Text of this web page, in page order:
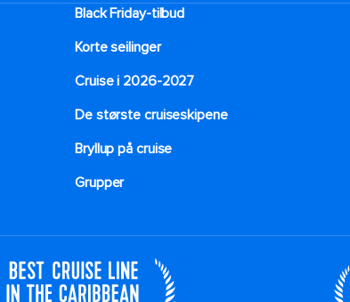
Black Friday-tilbud
Korte seilinger
Cruise i 2026-2027
De største cruiseskipene
Bryllup på cruise
Grupper